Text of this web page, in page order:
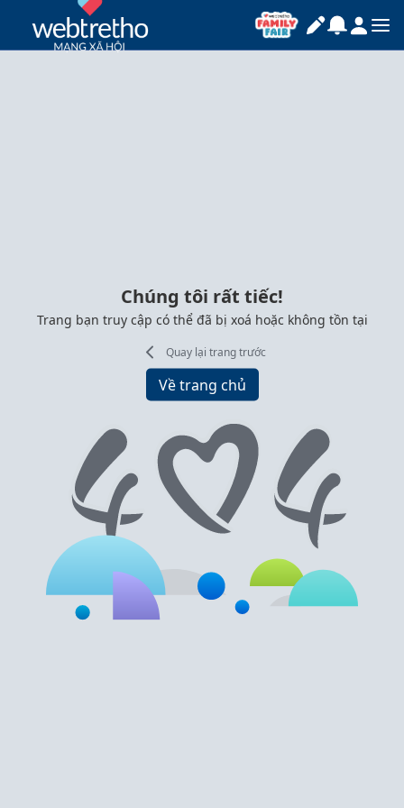
Chúng tôi rất tiếc!
Trang bạn truy cập có thể đã bị xoá hoặc không tồn tại
Quay lại trang trước
Về trang chủ